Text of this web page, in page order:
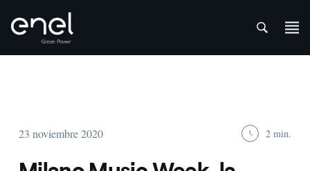
23 noviembre 2020 2 min.